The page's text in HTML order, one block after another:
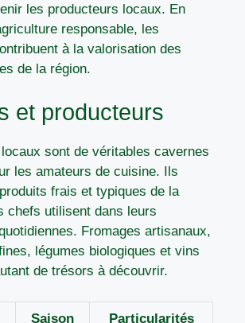
les producteurs locaux. En
responsable, les
à la valorisation des
de la région.
et producteurs
sont de véritables cavernes
les amateurs de cuisine. Ils
frais et typiques de la
chefs utilisent dans leurs
Fromages artisanaux,
légumes biologiques et vins
de trésors à découvrir.
Saison Particularités